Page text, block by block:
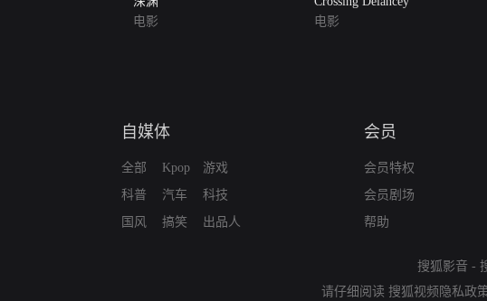
电影
电影
自媒体
全部
科普
国风
Kpop
汽车
搞笑
游戏
科技
出品人
会员
会员特权
会员剧场
帮助
搜狐影音 -
请仔细阅读 搜狐视频隐私政